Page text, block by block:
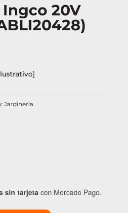
20V
Jardinería
sin tarjeta con Mercado Pago.